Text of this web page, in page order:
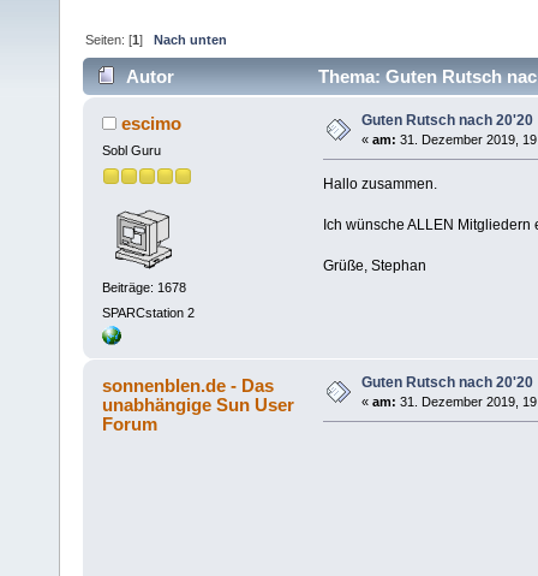
Seiten: [1]Nach unten
Autor Thema: Guten Rutsch
escimo
Sobl Guru
Beiträge: 1678
SPARCstation 2
Guten Rutsch nach 20'20
« am: 31. Dezember 2019,
Hallo zusammen.
Ich wünsche ALLEN
Grüße, Stephan
sonnenblen.de - Das
unabhängige Sun User
Forum
Guten Rutsch nach 20'20
« am: 31. Dezember 2019,